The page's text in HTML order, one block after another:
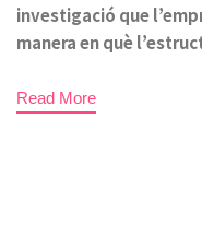
investigació que
manera en què
Read More